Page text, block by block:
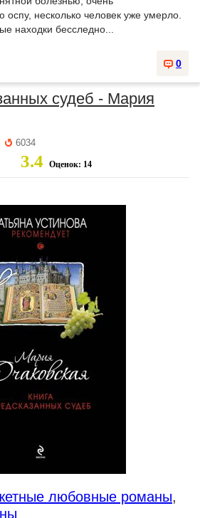
несколько человек уже умерло.
находки бесследно...
0
судеб - Мария
6034
3.4 Оценок: 14
любовные романы,